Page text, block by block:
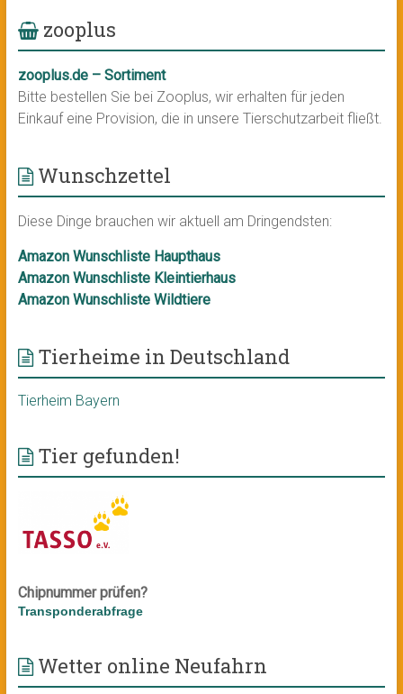
zooplus
zooplus.de – Sortiment
Bitte bestellen Sie bei Zooplus, wir erhalten für jeden
Einkauf eine Provision, die in unsere Tierschutzarbeit fließt.
Wunschzettel
Diese Dinge brauchen wir aktuell am Dringendsten:
Amazon Wunschliste Haupthaus
Amazon Wunschliste Kleintierhaus
Amazon Wunschliste Wildtiere
Tierheime in Deutschland
Tierheim Bayern
Tier gefunden!
Chipnummer prüfen?
Transponderabfrage
Wetter online Neufahrn